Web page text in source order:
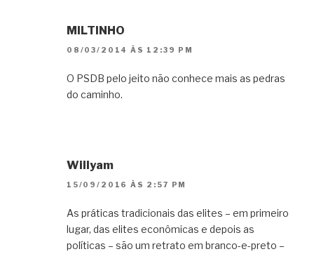
MILTINHO
08/03/2014 ÀS 12:39 PM
O PSDB pelo jeito não conhece mais as pedras
do caminho.
Willyam
15/09/2016 ÀS 2:57 PM
As práticas tradicionais das elites – em primeiro
lugar, das elites econômicas e depois as
políticas – são um retrato em branco-e-preto –